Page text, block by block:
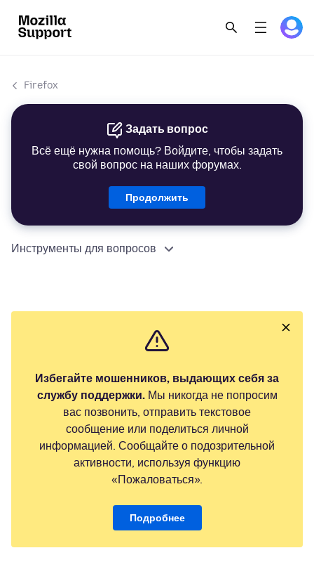
Firefox
Задать вопрос
Всё ещё нужна помощь? Войдите, чтобы задать
свой вопрос на наших форумах.
Продолжить
Инструменты для вопросов
Избегайте мошенников, выдающих себя за
службу поддержки.Мы никогда не попросим
вас позвонить, отправить текстовое
сообщение или поделиться личной
информацией. Сообщайте о подозрительной
активности, используя функцию
«Пожаловаться».
Подробнее